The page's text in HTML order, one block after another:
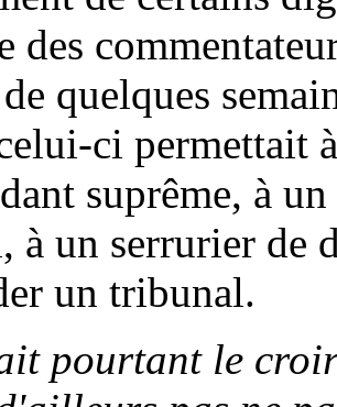
des
quelques
ci permettait
suprême, à
à un serrurier de
un tribunal.
pourtant le